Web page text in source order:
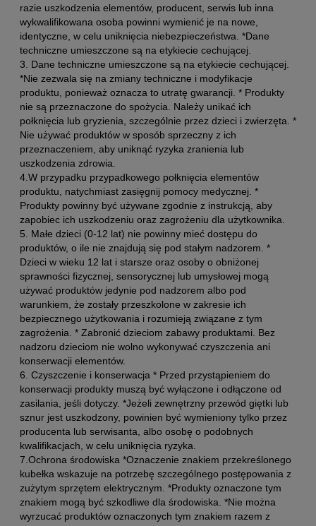
razie uszkodzenia elementów, producent, serwis lub inna
wykwalifikowana osoba powinni wymienić je na nowe,
identyczne, w celu uniknięcia niebezpieczeństwa. *Dane
techniczne umieszczone są na etykiecie cechującej.
3. Dane techniczne umieszczone są na etykiecie cechującej.
*Nie zezwala się na zmiany techniczne i modyfikacje
produktu, ponieważ oznacza to utratę gwarancji. * Produkty
nie są przeznaczone do spożycia. Należy unikać ich
połknięcia lub gryzienia, szczególnie przez dzieci i zwierzęta. *
Nie używać produktów w sposób sprzeczny z ich
przeznaczeniem, aby uniknąć ryzyka zranienia lub
uszkodzenia zdrowia.
4.W przypadku przypadkowego połknięcia elementów
produktu, natychmiast zasięgnij pomocy medycznej. *
Produkty powinny być używane zgodnie z instrukcją, aby
zapobiec ich uszkodzeniu oraz zagrożeniu dla użytkownika.
5. Małe dzieci (0-12 lat) nie powinny mieć dostępu do
produktów, o ile nie znajdują się pod stałym nadzorem. *
Dzieci w wieku 12 lat i starsze oraz osoby o obniżonej
sprawności fizycznej, sensorycznej lub umysłowej mogą
używać produktów jedynie pod nadzorem albo pod
warunkiem, że zostały przeszkolone w zakresie ich
bezpiecznego użytkowania i rozumieją związane z tym
zagrożenia. * Zabronić dzieciom zabawy produktami. Bez
nadzoru dzieciom nie wolno wykonywać czyszczenia ani
konserwacji elementów.
6. Czyszczenie i konserwacja * Przed przystąpieniem do
konserwacji produkty muszą być wyłączone i odłączone od
zasilania, jeśli dotyczy. *Jeżeli zewnętrzny przewód giętki lub
sznur jest uszkodzony, powinien być wymieniony tylko przez
producenta lub serwisanta, albo osobę o podobnych
kwalifikacjach, w celu uniknięcia ryzyka.
7.Ochrona środowiska *Oznaczenie znakiem przekreślonego
kubełka wskazuje na potrzebę szczególnego postępowania z
zużytym sprzętem elektrycznym. *Produkty oznaczone tym
znakiem mogą być szkodliwe dla środowiska. *Nie można
wyrzucać produktów oznaczonych tym znakiem razem z